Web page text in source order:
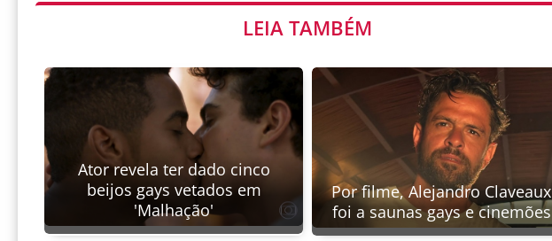
LEIA TAMBÉM
Ator revela ter dado cinco
beijos gays vetados em
'Malhação'
Por filme, Alejandro Claveaux
foi a saunas gays e cinemões